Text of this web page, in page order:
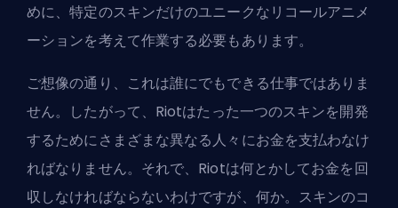
めに、特定のスキンだけのユニークなリコールアニメ
ーションを考えて作業する必要もあります。
ご想像の通り、これは誰にでもできる仕事ではありま
せん。したがって、Riotはたった一つのスキンを開発
するためにさまざまな異なる人々にお金を支払わなけ
ればなりません。それで、Riotは何とかしてお金を回
収しなければならないわけですが、何か。スキンのコ